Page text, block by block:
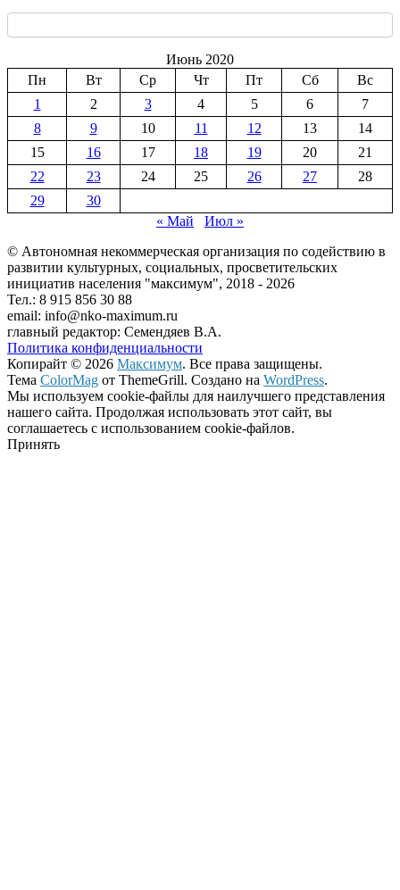
Июнь 2020
Пн
Вт Ср Чт Пт Сб
Вс
1
2 3 4 5 6
7
8
9 10 11 12 13
14
15
16 17 18 19 20
21
22
23 24 25 26 27
28
29
30
« Май
Июл »
© Автономная некоммерческая организация по содействию в
развитии культурных, социальных, просветительских
инициатив населения "максимум", 2018 - 2026
Тел.: 8 915 856 30 88
email: info@nko-maximum.ru
главный редактор: Семендяев В.А.
Политика конфиденциальности
Копирайт © 2026 Максимум. Все права защищены.
Тема ColorMag от ThemeGrill. Создано на WordPress.
Мы используем cookie-файлы для наилучшего представления
нашего сайта. Продолжая использовать этот сайт, вы
соглашаетесь с использованием cookie-файлов.
Принять